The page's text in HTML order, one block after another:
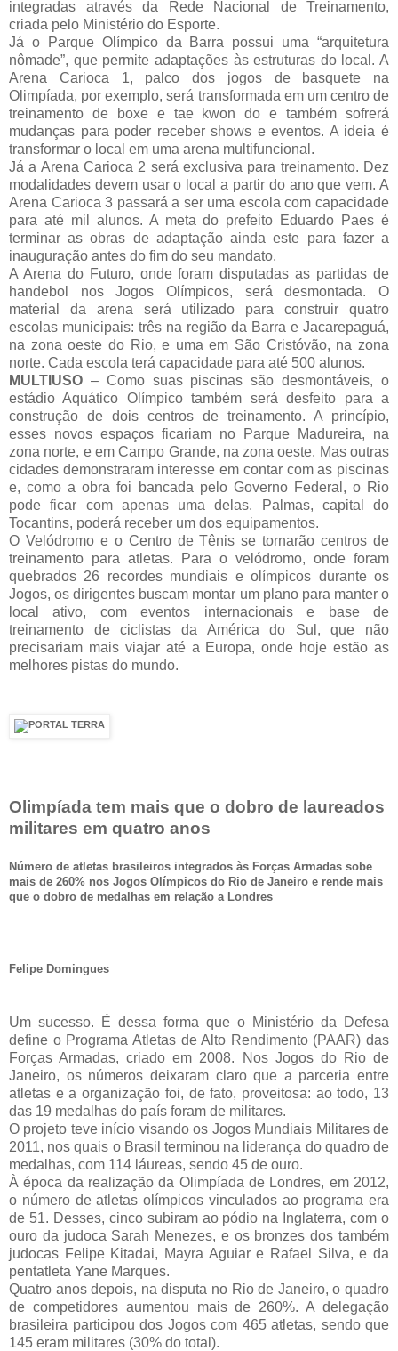
integradas através da Rede Nacional de Treinamento,
criada pelo Ministério do Esporte.
Já o Parque Olímpico da Barra possui uma “arquitetura
nômade”, que permite adaptações às estruturas do local. A
Arena Carioca 1, palco dos jogos de basquete na
Olimpíada, por exemplo, será transformada em um centro de
treinamento de boxe e tae kwon do e também sofrerá
mudanças para poder receber shows e eventos. A ideia é
transformar o local em uma arena multifuncional.
Já a Arena Carioca 2 será exclusiva para treinamento. Dez
modalidades devem usar o local a partir do ano que vem. A
Arena Carioca 3 passará a ser uma escola com capacidade
para até mil alunos. A meta do prefeito Eduardo Paes é
terminar as obras de adaptação ainda este para fazer a
inauguração antes do fim do seu mandato.
A Arena do Futuro, onde foram disputadas as partidas de
handebol nos Jogos Olímpicos, será desmontada. O
material da arena será utilizado para construir quatro
escolas municipais: três na região da Barra e Jacarepaguá,
na zona oeste do Rio, e uma em São Cristóvão, na zona
norte. Cada escola terá capacidade para até 500 alunos.
MULTIUSO – Como suas piscinas são desmontáveis, o
estádio Aquático Olímpico também será desfeito para a
construção de dois centros de treinamento. A princípio,
esses novos espaços ficariam no Parque Madureira, na
zona norte, e em Campo Grande, na zona oeste. Mas outras
cidades demonstraram interesse em contar com as piscinas
e, como a obra foi bancada pelo Governo Federal, o Rio
pode ficar com apenas uma delas. Palmas, capital do
Tocantins, poderá receber um dos equipamentos.
O Velódromo e o Centro de Tênis se tornarão centros de
treinamento para atletas. Para o velódromo, onde foram
quebrados 26 recordes mundiais e olímpicos durante os
Jogos, os dirigentes buscam montar um plano para manter o
local ativo, com eventos internacionais e base de
treinamento de ciclistas da América do Sul, que não
precisariam mais viajar até a Europa, onde hoje estão as
melhores pistas do mundo.
Olimpíada tem mais que o dobro de laureados
militares em quatro anos
Número de atletas brasileiros integrados às Forças Armadas sobe
mais de 260% nos Jogos Olímpicos do Rio de Janeiro e rende mais
que o dobro de medalhas em relação a Londres
Felipe Domingues
Um sucesso. É dessa forma que o Ministério da Defesa
define o Programa Atletas de Alto Rendimento (PAAR) das
Forças Armadas, criado em 2008. Nos Jogos do Rio de
Janeiro, os números deixaram claro que a parceria entre
atletas e a organização foi, de fato, proveitosa: ao todo, 13
das 19 medalhas do país foram de militares.
O projeto teve início visando os Jogos Mundiais Militares de
2011, nos quais o Brasil terminou na liderança do quadro de
medalhas, com 114 láureas, sendo 45 de ouro.
À época da realização da Olimpíada de Londres, em 2012,
o número de atletas olímpicos vinculados ao programa era
de 51. Desses, cinco subiram ao pódio na Inglaterra, com o
ouro da judoca Sarah Menezes, e os bronzes dos também
judocas Felipe Kitadai, Mayra Aguiar e Rafael Silva, e da
pentatleta Yane Marques.
Quatro anos depois, na disputa no Rio de Janeiro, o quadro
de competidores aumentou mais de 260%. A delegação
brasileira participou dos Jogos com 465 atletas, sendo que
145 eram militares (30% do total).